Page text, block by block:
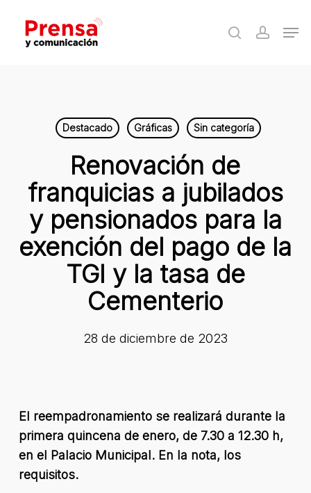
main
search
Destacado Gráficas Sin categoría
Renovación de
franquicias a jubilados
y pensionados para la
exención del pago de la
TGI y la tasa de
Cementerio
28 de diciembre de 2023
El reempadronamiento se realizará durante la
primera quincena de enero, de 7.30 a 12.30 h,
en el Palacio Municipal. En la nota, los
requisitos.